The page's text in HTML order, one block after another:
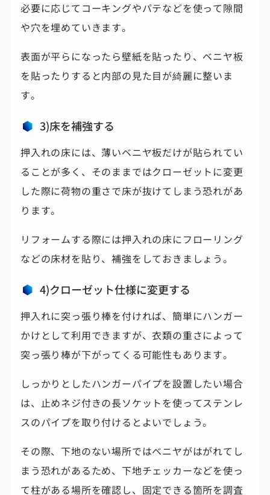
必要に応じてコーキングやパテなどを使って隙間
や穴を埋めていきます。
表面が平らになったら壁紙を貼ったり、ベニヤ板
を貼ったりすると内部の見た目が綺麗に整いま
す。
3)床を補強する
押入れの床には、薄いベニヤ板だけが貼られてい
ることが多く、そのままではクローゼットに変更
した際に荷物の重さで床が抜けてしまう恐れがあ
ります。
リフォームする際には押入れの床にフローリング
などの床材を貼り、補強をしておきましょう。
4)クローゼット仕様に変更する
押入れに突っ張り棒を付ければ、簡単にハンガー
かけとして利用できますが、衣類の重さによって
突っ張り棒が下がってくる可能性もあります。
しっかりとしたハンガーパイプを設置したい場合
は、止めネジ付きの長ソケットを使ってステンレ
スのパイプを取り付けるとよいでしょう。
その際、下地のない場所ではベニヤがはがれてし
まう恐れがあるため、下地チェッカーなどを使っ
て柱がある場所を確認し、固定できる箇所を調査